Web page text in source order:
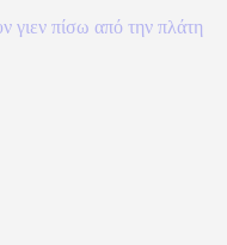
πίσω από την πλάτη